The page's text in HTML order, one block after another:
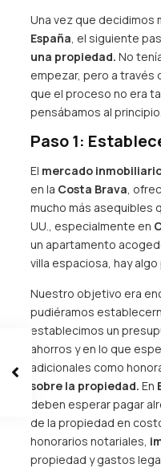
Una vez que decidimos
España, el siguiente
una propiedad. No
empezar, pero a través
que el proceso no era
pensábamos al principio.
Paso 1:
El mercado
en la Costa Brava,
mucho más asequibles
UU., especialmente en
un apartamento
villa espaciosa, hay
Nuestro objetivo era
pudiéramos
establecimos un
ahorros y en lo que
adicionales como
sobre la propiedad. En
deben esperar pagar
de la propiedad en
honorarios notariales,
propiedad y gastos